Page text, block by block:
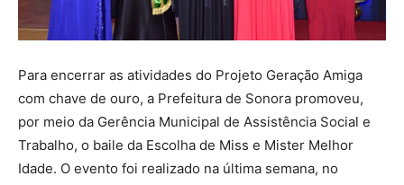
Para encerrar as atividades do Projeto Geração Amiga
com chave de ouro, a Prefeitura de Sonora promoveu,
por meio da Gerência Municipal de Assistência Social e
Trabalho, o baile da Escolha de Miss e Mister Melhor
Idade. O evento foi realizado na última semana, no